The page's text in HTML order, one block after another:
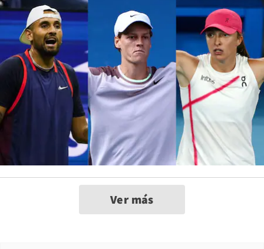
Ver más